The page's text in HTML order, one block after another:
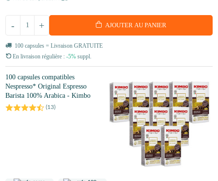
+
- AJOUTER AU PANIER
100 capsules = Livraison GRATUITE
En livraison régulière : -5% suppl.
100 capsules compatibles
Nespresso* Original Espresso
Barista 100% Arabica - Kimbo
(13)